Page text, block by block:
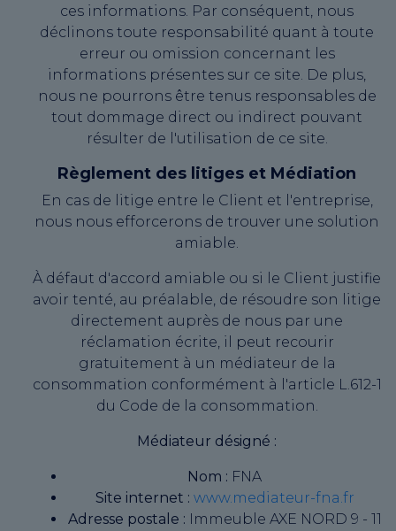
ces informations. Par conséquent, nous
déclinons toute responsabilité quant à toute
erreur ou omission concernant les
informations présentes sur ce site. De plus,
nous ne pourrons être tenus responsables de
tout dommage direct ou indirect pouvant
résulter de l'utilisation de ce site.
Règlement des litiges et Médiation
En cas de litige entre le Client et l'entreprise,
nous nous efforcerons de trouver une solution
amiable.
À défaut d'accord amiable ou si le Client justifie
avoir tenté, au préalable, de résoudre son litige
directement auprès de nous par une
réclamation écrite, il peut recourir
gratuitement à un médiateur de la
consommation conformément à l'article L.612-1
du Code de la consommation.
Médiateur désigné :
Nom : FNA
Site internet : www.mediateur-fna.fr
Adresse postale : Immeuble AXE NORD 9 - 11